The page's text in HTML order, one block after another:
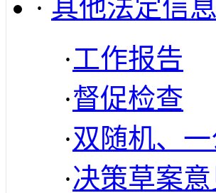
· 其他法定信息
·工作报告
·督促检查
·双随机、
·决策草案